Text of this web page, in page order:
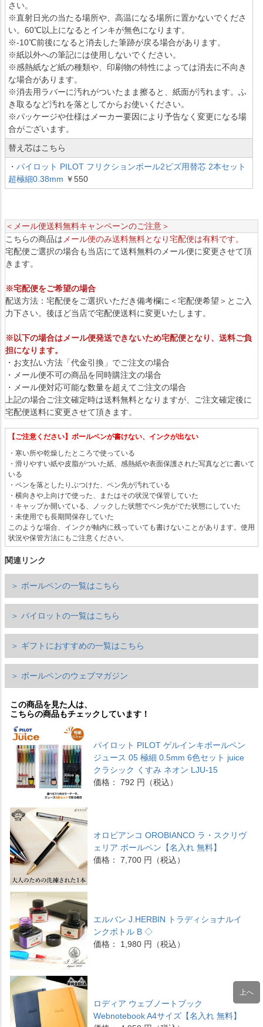
さい。
※直射日光の当たる場所や、高温になる場所に置かないでくださ
い。60℃以上になるとインキが無色になります。
※-10℃前後になると消去した筆跡が戻る場合があります。
※紙以外への筆記には使用しないでください。
※感熱紙など紙の種類や、印刷物の特性によっては消去に不向き
な場合があります。
※消去用ラバーに汚れがついたまま擦ると、紙面が汚れます。ふ
き取るなど汚れを落としてからお使いください。
※パッケージや仕様はメーカー要因により予告なく変更になる場
合がございます。
替え芯はこちら
・ パイロット PILOT フリクションボール2ビズ用替芯 2本セット
超極細0.38mm ￥550
＜メール便送料無料キャンペーンのご注意＞
こちらの商品はメール便のみ送料無料となり宅配便は有料です。
宅配便ご選択の場合も当店にて送料無料のメール便に変更させて頂
きます。
※宅配便をご希望の場合
配送方法：宅配便をご選択いただき備考欄に＜宅配便希望＞とご入
力下さい。後ほど当店で宅配便送料に変更いたします。
※以下の場合はメール便発送できないため宅配便となり、送料ご負
担になります。
・お支払い方法「代金引換」でご注文の場合
・メール便不可の商品を同時購注文の場合
・メール便対応可能な数量を超えてご注文の場合
上記の場合ご注文確定時は送料無料となりますが、ご注文確定後に
宅配便送料に変更させて頂きます。
【ご注意ください】ボールペンが書けない、インクが出ない
・寒い所や乾燥したところで使っている
・滑りやすい紙や皮脂がついた紙、感熱紙や表面保護された写真などに書いて
いる
・ペンを落としたりぶつけた、ペン先が汚れている
・横向きや上向けで使った、またはその状況で保管していた
・キャップか開いている、ノックした状態でペン先がでた状態にしていた
・未使用でも長期間保存していた
このような場合、インクが軸内に残っていても書けないことがあります。使用
状況や保管方法にもご注意ください。
関連リンク
＞ ボールペンの一覧はこちら
＞ パイロットの一覧はこちら
＞ ギフトにおすすめの一覧はこちら
＞ ボールペンのウェブマガジン
この商品を見た人は、
こちらの商品もチェックしています！
パイロット PILOT ゲルインキボールペン
ジュース 05 極細 0.5mm 6色セット juice
クラシック くすみ ネオン LJU-15
価格： 792 円（税込）
オロビアンコ OROBIANCO ラ・スクリヴ
ェリア ボールペン【名入れ 無料】
価格： 7,700 円（税込）
エルバン J.HERBIN トラディショナルイ
ンクボトル B ◇
価格： 1,980 円（税込）
ロディア ウェブノートブック
Webnotebook A4サイズ【名入れ 無料】